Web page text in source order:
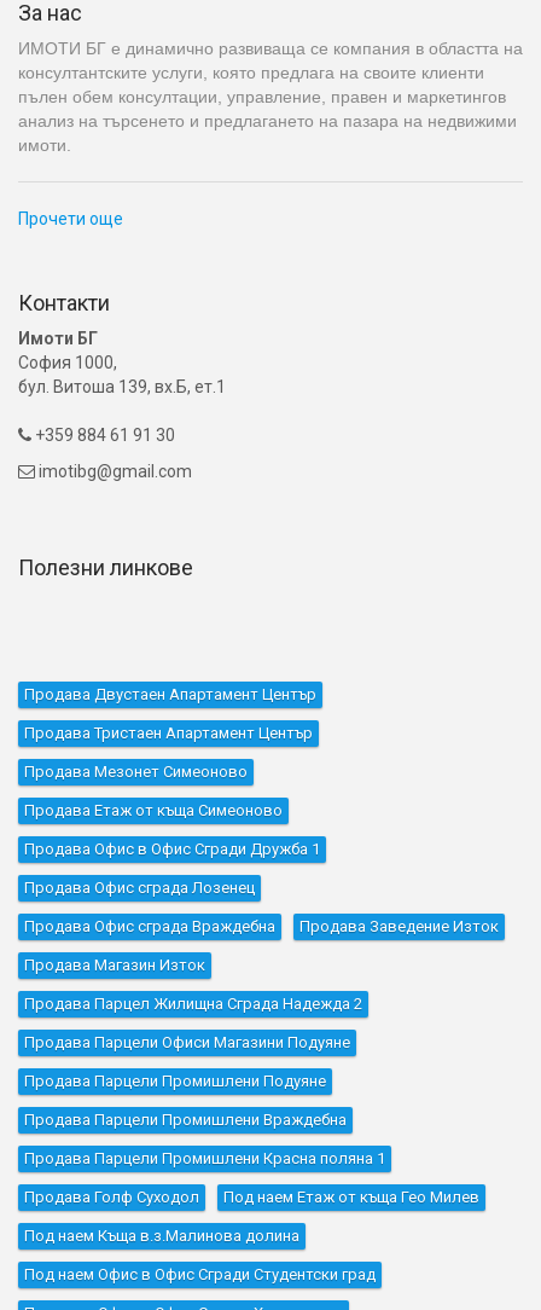
За нас
ИМОТИ БГ е динамично развиваща се компания в областта на
консултантските услуги, която предлага на своите клиенти
пълен обем консултации, управление, правен и маркетингов
анализ на търсенето и предлагането на пазара на недвижими
имоти.
Прочети още
Контакти
Имоти БГ
София 1000,
бул. Витоша 139, вх.Б, ет.1
 +359 884 61 91 30
 imotibg@gmail.com
Полезни линкове
Продава Двустаен Апартамент Център
Продава Тристаен Апартамент Център
Продава Мезонет Симеоново
Продава Етаж от къща Симеоново
Продава Офис в Офис Сгради Дружба 1
Продава Офис сграда Лозенец
Продава Офис сграда Враждебна Продава Заведение Изток
Продава Магазин Изток
Продава Парцел Жилищна Сграда Надежда 2
Продава Парцели Офиси Магазини Подуяне
Продава Парцели Промишлени Подуяне
Продава Парцели Промишлени Враждебна
Продава Парцели Промишлени Красна поляна 1
Продава Голф Суходол Под наем Етаж от къща Гео Милев
Под наем Къщa в.з.Малинова долина
Под наем Офис в Офис Сгради Студентски град